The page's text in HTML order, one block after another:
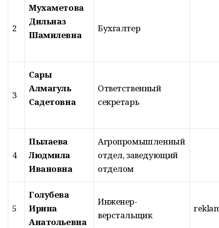
2
Мухаметова
Дильназ
Шамилевна
Бухгалтер
3
Сары
Алмагуль
Садетовна
Ответственный
секретарь
4
Пылаева
Людмила
Ивановна
Агропромышленный
отдел, заведующий
отделом
5
Голубева
Ирина
Анатольевна
Инженер-
верстальщик